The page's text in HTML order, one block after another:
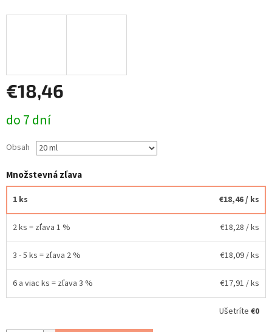
€18,46
cena:
do 7 dní
Obsah
Množstevná zľava
1 ks €18,46/ ks
2 ks = zľava 1 % €18,28 / ks
3 - 5 ks = zľava 2 % €18,09/ ks
6 a viac ks = zľava 3 % €17,91 / ks
Ušetríte €0